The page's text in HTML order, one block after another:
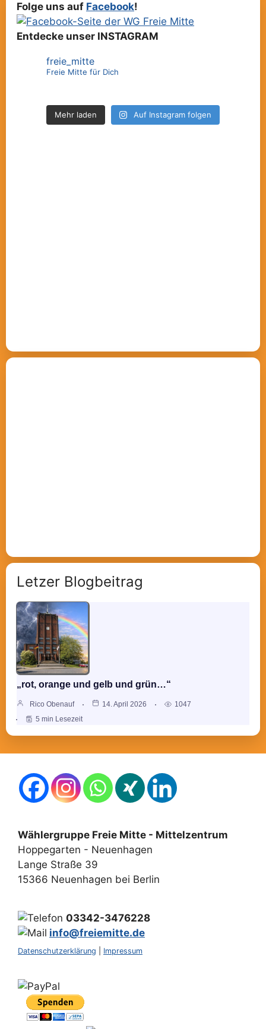
Folge uns auf Facebook!
Entdecke unser INSTAGRAM
freie_mitte
Freie Mitte für Dich
Mehr laden Auf Instagram folgen
Letzer Blogbeitrag
„rot, orange und gelb und grün…“
Rico Obenauf 14. April 2026
1047
5 min Lesezeit
Wählergruppe Freie Mitte - Mittelzentrum
Hoppegarten - Neuenhagen
Lange Straße 39
15366 Neuenhagen bei Berlin
03342-3476228
info@freiemitte.de
Datenschutzerklärung Impressum